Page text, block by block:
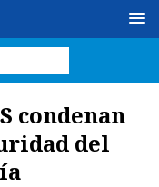
condenan
del